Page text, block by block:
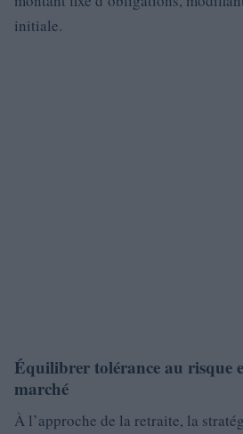
initiale.
Équilibrer tolérance au risque
marché
À l’approche de la retraite, la